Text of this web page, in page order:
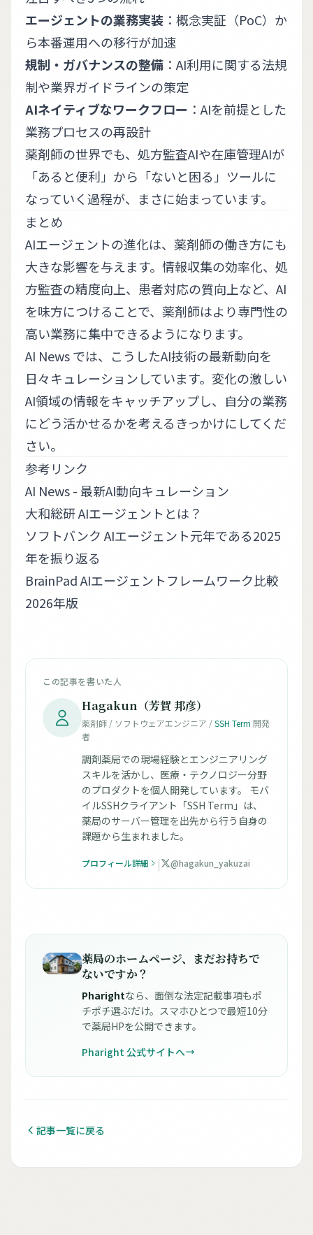
エージェントの業務実装 ：概念実証（PoC）か
ら本番運用への移行が加速
規制・ガバナンスの整備 ：AI利用に関する法規
制や業界ガイドラインの策定
AIネイティブなワークフロー ：AIを前提とした
業務プロセスの再設計
薬剤師の世界でも、処方監査AIや在庫管理AIが
「あると便利」から「ないと困る」ツールに
なっていく過程が、まさに始まっています。
まとめ
AIエージェントの進化は、薬剤師の働き方にも
大きな影響を与えます。情報収集の効率化、処
方監査の精度向上、患者対応の質向上など、AI
を味方につけることで、薬剤師はより専門性の
高い業務に集中できるようになります。
AI Newsでは、こうしたAI技術の最新動向を
日々キュレーションしています。変化の激しい
AI領域の情報をキャッチアップし、自分の業務
にどう活かせるかを考えるきっかけにしてくだ
さい。
参考リンク
AI News - 最新AI動向キュレーション
大和総研 AIエージェントとは？
ソフトバンク AIエージェント元年である2025
年を振り返る
BrainPad AIエージェントフレームワーク比較
2026年版
この記事を書いた人
Hagakun（芳賀 邦彦）
薬剤師 / ソフトウェアエンジニア /SSH Term 開発
者
調剤薬局での現場経験とエンジニアリング
スキルを活かし、医療・テクノロジー分野
のプロダクトを個人開発しています。 モバ
イルSSHクライアント「SSH Term」は、
薬局のサーバー管理を出先から行う自身の
課題から生まれました。
プロフィール詳細 | @hagakun_yakuzai
薬局のホームページ、まだお持ちで
ないですか？
Pharightなら、面倒な法定記載事項もポ
チポチ選ぶだけ。スマホひとつで最短10分
で薬局HPを公開できます。
Pharight 公式サイトへ
記事一覧に戻る